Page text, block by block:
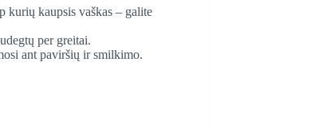
kurių kaupsis vaškas – galite
per greitai.
ant paviršių ir smilkimo.